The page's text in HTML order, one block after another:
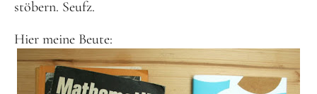
stöbern. Seufz.
Hier meine Beute: